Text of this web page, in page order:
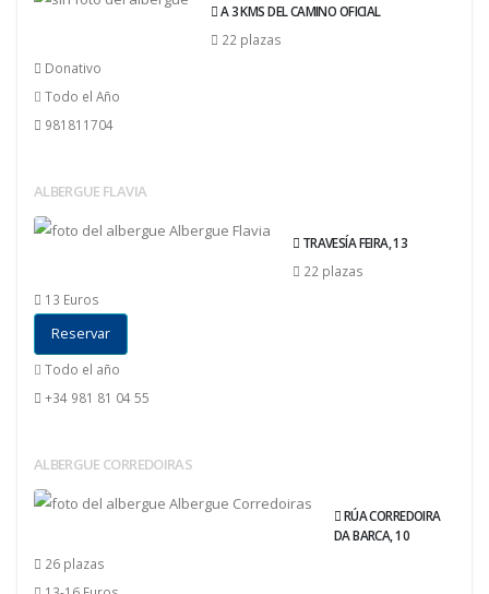
A 3 KMS DEL CAMINO OFICIAL
22 plazas
Donativo
Todo el Año
981811704
ALBERGUE FLAVIA
TRAVESÍA FEIRA, 13
22 plazas
13 Euros
Reservar
Todo el año
+34 981 81 04 55
ALBERGUE CORREDOIRAS
RÚA CORREDOIRA
DA BARCA, 10
26 plazas